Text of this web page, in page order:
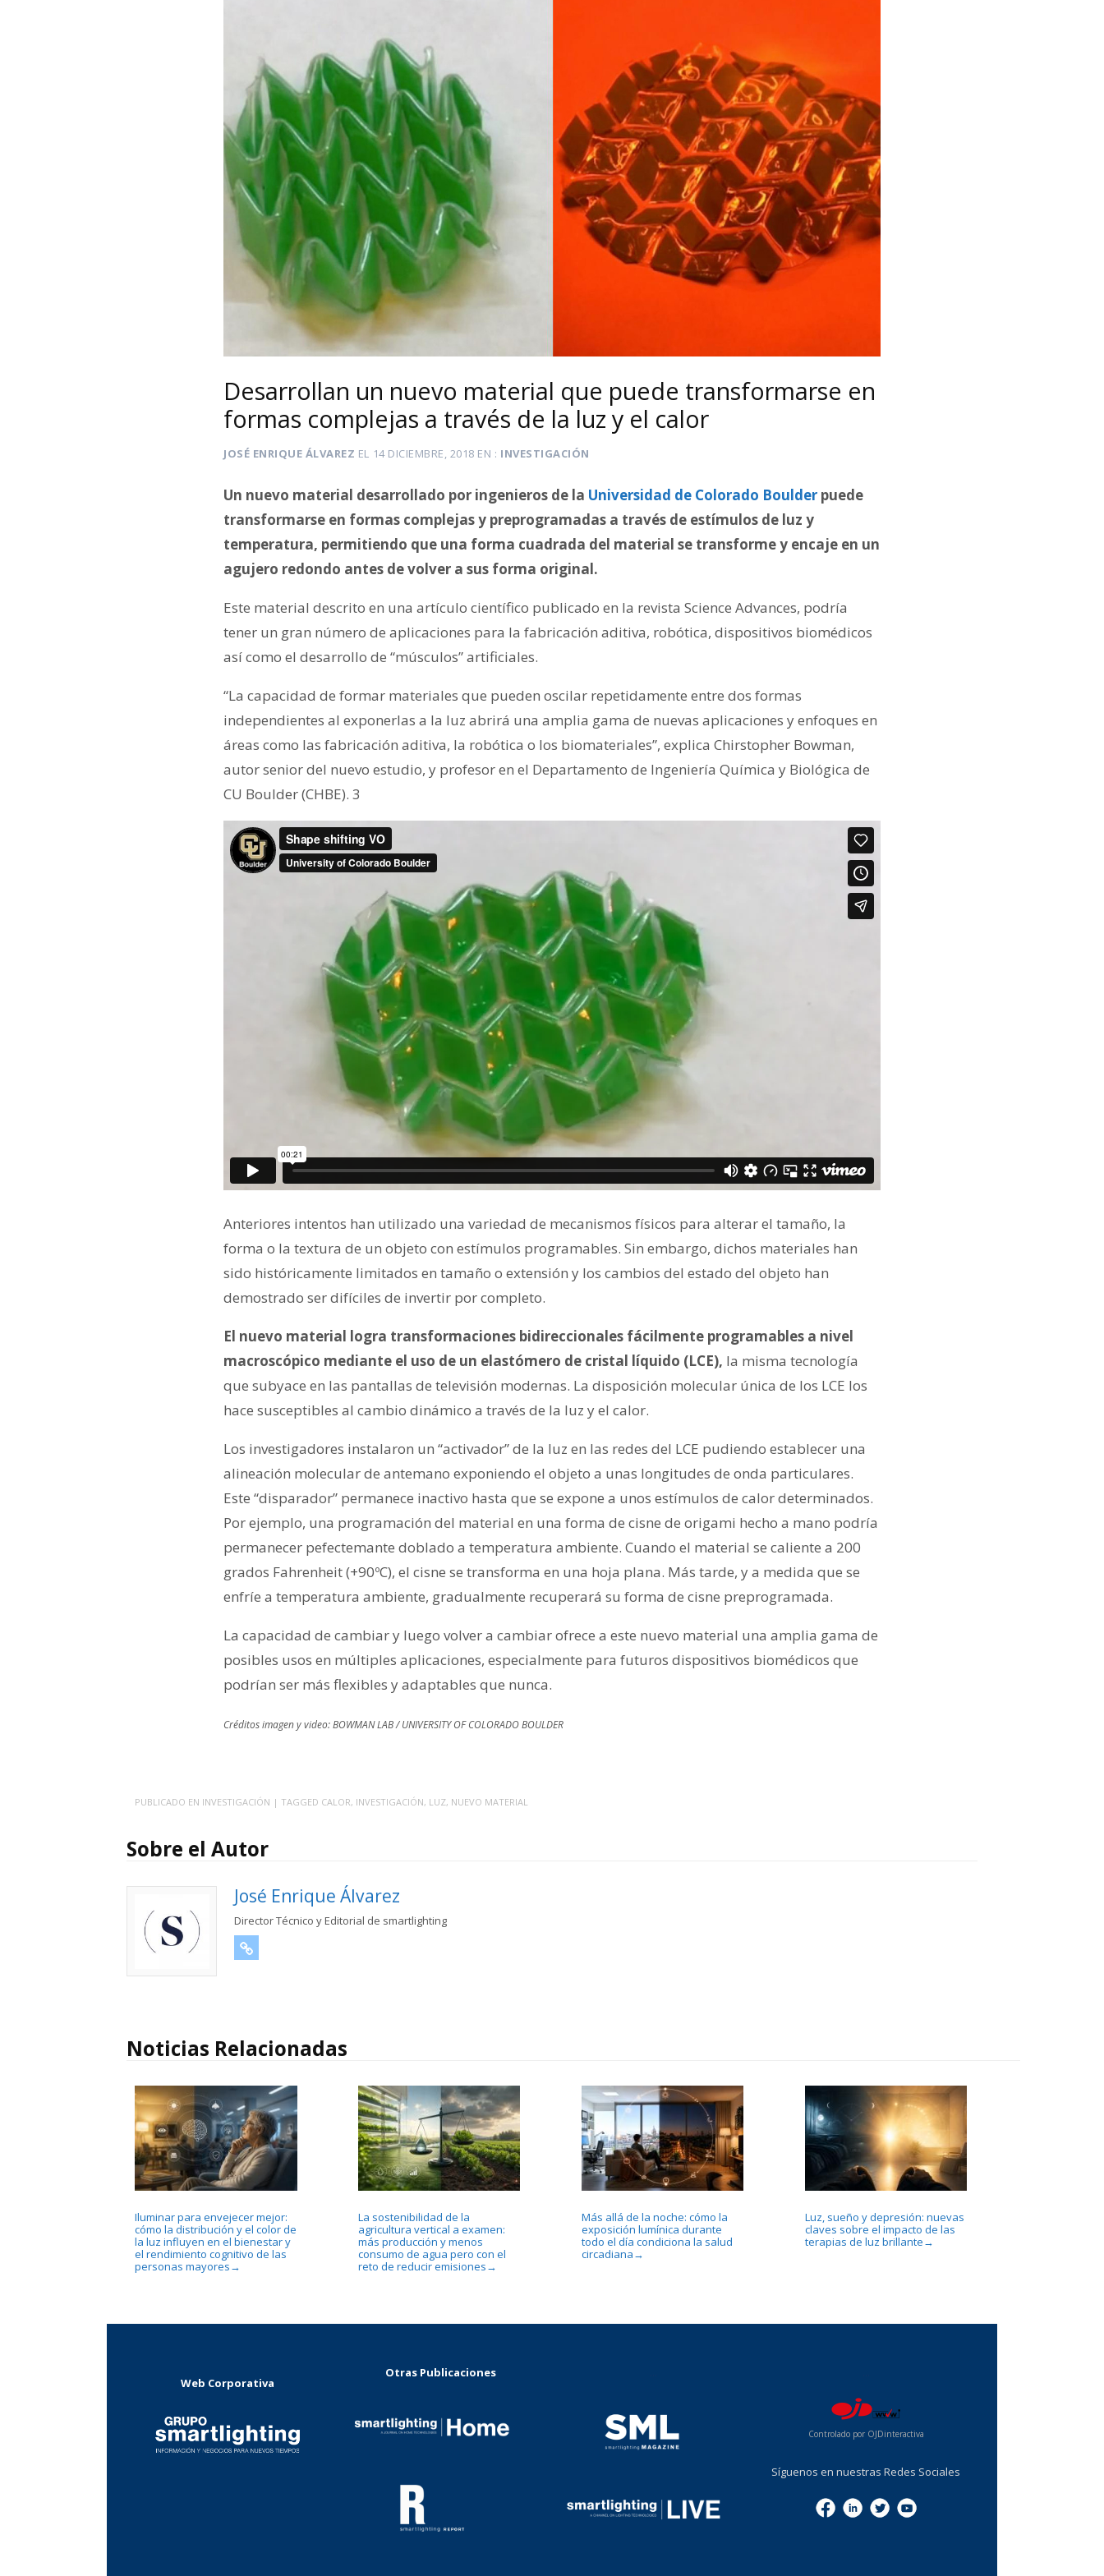
Desarrollan un nuevo material que puede transformarse en
formas complejas a través de la luz y el calor
JOSÉ ENRIQUE ÁLVAREZ EL 14 DICIEMBRE, 2018 EN INVESTIGACIÓN
Un nuevo material desarrollado por ingenieros de la Universidad de Colorado Boulder puede
transformarse en formas complejas y preprogramadas a través de estímulos de luz y
temperatura, permitiendo que una forma cuadrada del material se transforme y encaje en un
agujero redondo antes de volver a sus forma original.
Este material descrito en una artículo científico publicado en la revista Science Advances, podría
tener un gran número de aplicaciones para la fabricación aditiva, robótica, dispositivos biomédicos
así como el desarrollo de “músculos” artificiales.
“La capacidad de formar materiales que pueden oscilar repetidamente entre dos formas
independientes al exponerlas a la luz abrirá una amplia gama de nuevas aplicaciones y enfoques en
áreas como las fabricación aditiva, la robótica o los biomateriales”, explica Chirstopher Bowman,
autor senior del nuevo estudio, y profesor en el Departamento de Ingeniería Química y Biológica de
CU Boulder (CHBE). 3
Anteriores intentos han utilizado una variedad de mecanismos físicos para alterar el tamaño, la
forma o la textura de un objeto con estímulos programables. Sin embargo, dichos materiales han
sido históricamente limitados en tamaño o extensión y los cambios del estado del objeto han
demostrado ser difíciles de invertir por completo.
El nuevo material logra transformaciones bidireccionales fácilmente programables a nivel
macroscópico mediante el uso de un elastómero de cristal líquido (LCE), la misma tecnología
que subyace en las pantallas de televisión modernas. La disposición molecular única de los LCE los
hace susceptibles al cambio dinámico a través de la luz y el calor.
Los investigadores instalaron un “activador” de la luz en las redes del LCE pudiendo establecer una
alineación molecular de antemano exponiendo el objeto a unas longitudes de onda particulares.
Este “disparador” permanece inactivo hasta que se expone a unos estímulos de calor determinados.
Por ejemplo, una programación del material en una forma de cisne de origami hecho a mano podría
permanecer pefectemante doblado a temperatura ambiente. Cuando el material se caliente a 200
grados Fahrenheit (+90ºC), el cisne se transforma en una hoja plana. Más tarde, y a medida que se
enfríe a temperatura ambiente, gradualmente recuperará su forma de cisne preprogramada.
La capacidad de cambiar y luego volver a cambiar ofrece a este nuevo material una amplia gama de
posibles usos en múltiples aplicaciones, especialmente para futuros dispositivos biomédicos que
podrían ser más flexibles y adaptables que nunca.
Créditos imagen y video: BOWMAN LAB / UNIVERSITY OF COLORADO BOULDER
PUBLICADO EN INVESTIGACIÓN | TAGGED CALOR, INVESTIGACIÓN, LUZ, NUEVO MATERIAL
Sobre el Autor
José Enrique Álvarez
Director Técnico y Editorial de smartlighting
Noticias Relacionadas
Iluminar para envejecer mejor:
cómo la distribución y el color de
la luz influyen en el bienestar y
el rendimiento cognitivo de las
personas mayores →
La sostenibilidad de la
agricultura vertical a examen:
más producción y menos
consumo de agua pero con el
reto de reducir emisiones →
Más allá de la noche: cómo la
exposición lumínica durante
todo el día condiciona la salud
circadiana →
Luz, sueño y depresión: nuevas
claves sobre el impacto de las
terapias de luz brillante →
Web Corporativa
Otras Publicaciones
Controlado por OJDinteractiva
Síguenos en nuestras Redes Sociales